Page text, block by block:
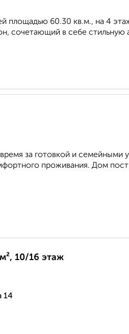
площадью 60.30 кв.м., на 4
сочетающий в себе стильную
за готовкой и
проживания. Дом
10/16 этаж
14